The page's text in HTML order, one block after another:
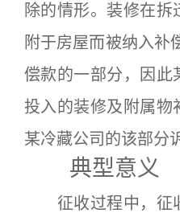
除的情形。装修在
附于房屋而被纳入补
偿款的一部分，因此
投入的装修及附属物
某冷藏公司的该部分
典型意义
征收过程中，征